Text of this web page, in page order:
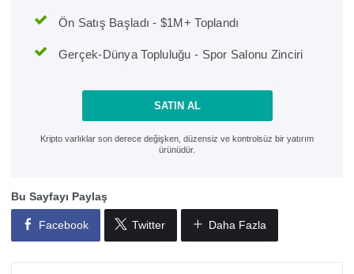
Ön Satış Başladı - $1M+ Toplandı
Gerçek-Dünya Topluluğu - Spor Salonu Zinciri
SATIN AL
Kripto varlıklar son derece değişken, düzensiz ve kontrolsüz bir yatırım
ürünüdür.
Bu Sayfayı Paylaş
Facebook Twitter Daha Fazla